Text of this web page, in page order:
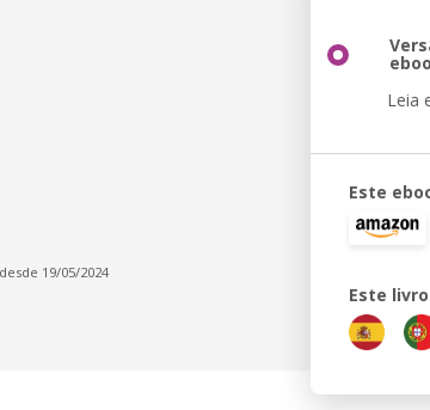
19/05/2024
Leia
Este
Este